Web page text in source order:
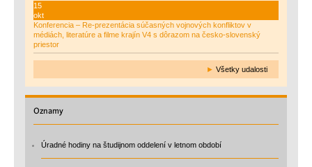
15
okt
Konferencia – Re-prezentácia súčasných vojnových konfliktov v
médiách, literatúre a filme krajín V4 s dôrazom na česko-slovenský
priestor
► Všetky udalosti
Oznamy
Úradné hodiny na študijnom oddelení v letnom období